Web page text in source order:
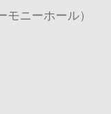
ニーホール）